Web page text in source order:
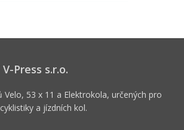
Press s.r.o.
Velo, 53 x 11 a Elektrokola, určených pro
a jízdních kol.